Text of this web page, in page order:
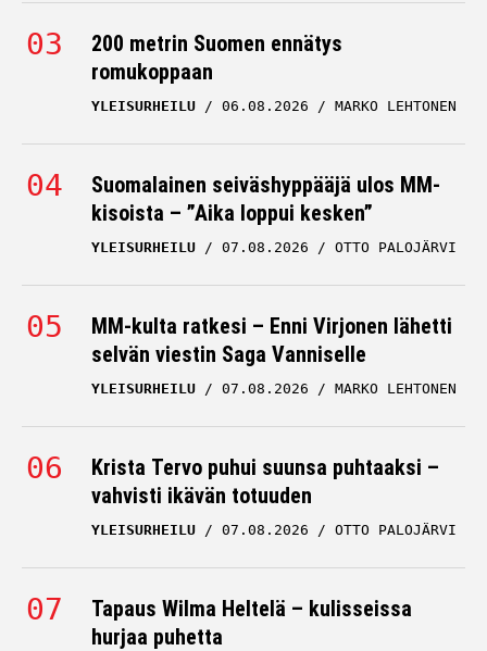
200 metrin Suomen ennätys
romukoppaan
YLEISURHEILU 06.08.2026 MARKO LEHTONEN
Suomalainen seiväshyppääjä ulos MM-
kisoista – ”Aika loppui kesken”
YLEISURHEILU 07.08.2026 OTTO PALOJÄRVI
MM-kulta ratkesi – Enni Virjonen lähetti
selvän viestin Saga Vanniselle
YLEISURHEILU 07.08.2026 MARKO LEHTONEN
Krista Tervo puhui suunsa puhtaaksi –
vahvisti ikävän totuuden
YLEISURHEILU 07.08.2026 OTTO PALOJÄRVI
Tapaus Wilma Heltelä – kulisseissa
hurjaa puhetta